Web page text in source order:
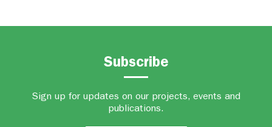
Subscribe
Sign up for updates on our projects, events and
publications.